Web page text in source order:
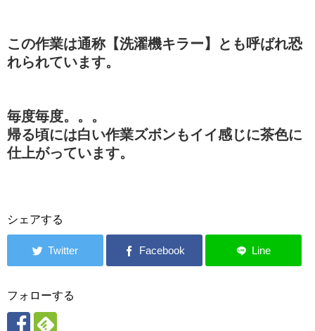
この作業は通称【洗濯機キラー】とも呼ばれ恐
れられています。
毎度毎度。。。
帰る頃には白い作業ズボンもイイ感じに茶色に
仕上がっています。
シェアする
フォローする